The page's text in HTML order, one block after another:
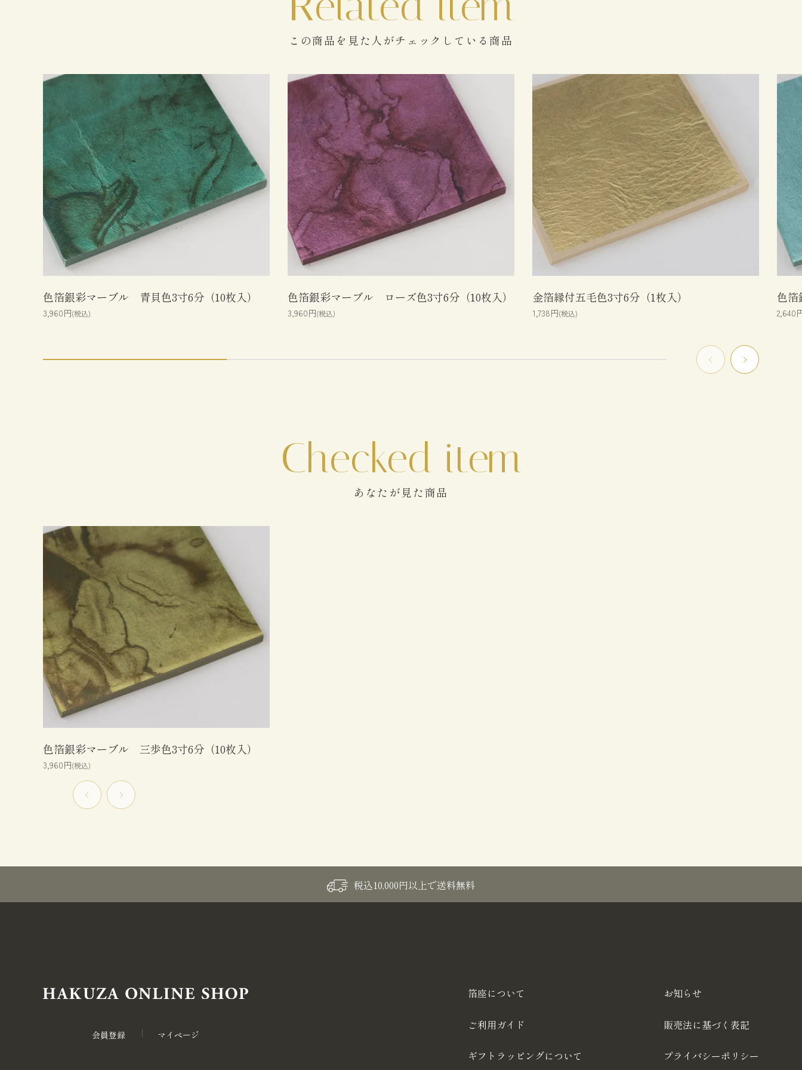
この商品を見た人がチェックしている商品
色箔銀彩マーブル 青貝色3寸6分（10枚入）
3,960円(税込)
色箔銀彩マーブル ローズ色3寸6分（10枚入）
3,960円(税込)
金箔縁付五毛色3寸6分（1枚入）
1,738円(税込)
色
2,640
あなたが見た商品
色箔銀彩マーブル 三歩色3寸6分（10枚入）
3,960円(税込)
税込10,000円以上で送料無料
会員登録 マイページ
箔座について
ご利用ガイド
ギフトラッピングについて
お知らせ
販売法に基づく表記
プライバシーポリシー